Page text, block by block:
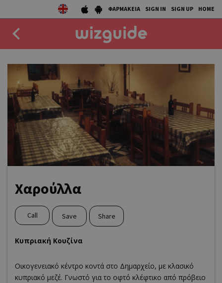
ΦΑΡΜΑΚΕΙΑ SIGN IN SIGN UP HOME
DRINK
50 BEST
AGENDA
COLLECTIONS
Χαρούλλα
Call Save Share
Κυπριακή Κουζίνα
Οικογενειακό κέντρο κοντά στο Δημαρχείο, με κλασικό
κυπριακό μεζέ. Γνωστό για το οφτό κλέφτικο από πρόβειο